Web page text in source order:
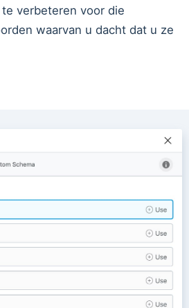
verbeteren voor die
waarvan u dacht dat u ze